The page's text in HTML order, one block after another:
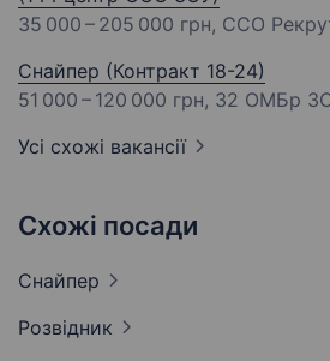
35 000 – 205 000 грн, ССО
Снайпер (Контракт 18-24)
51 000 – 120 000 грн, 32 ОМБр
Усі схожі вакансії
Схожі посади
Снайпер
Розвідник